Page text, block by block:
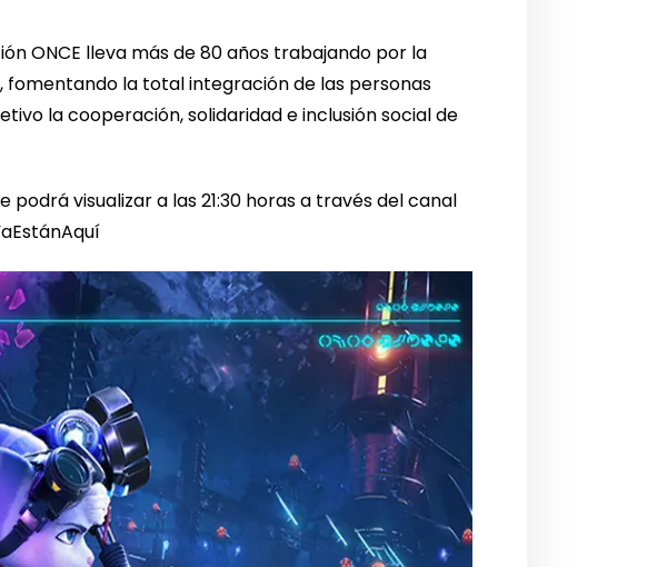
ONCE lleva más de 80 años trabajando por la
fomentando la total integración de las personas
la cooperación, solidaridad e inclusión social de
visualizar a las 21:30 horas a través del canal